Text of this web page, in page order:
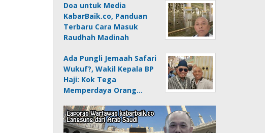
Doa untuk Media
KabarBaik.co, Panduan
Terbaru Cara Masuk
Raudhah Madinah
Ada Pungli Jemaah Safari
Wukuf?, Wakil Kepala BP
Haji: Kok Tega
Memperdaya Orang…